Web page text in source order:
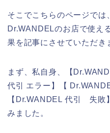
そこでこちらのページでは
Dr.WANDELのお店で使え
果を記事にさせていただき
まず、私自身、【
代引 エラー】【
【Dr.WANDEL 代引 失敗
みました。